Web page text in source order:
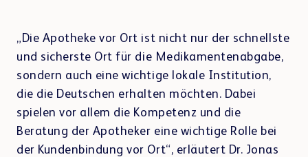
Teamwork & Kommunikation
Referenzen
„Die Apotheke vor Ort ist nicht nur der schnellste
und sicherste Ort für die Medikamentenabgabe,
sondern auch eine wichtige lokale Institution,
die die Deutschen erhalten möchten. Dabei
spielen vor allem die Kompetenz und die
Beratung der Apotheker eine wichtige Rolle bei
der Kundenbindung vor Ort“, erläutert Dr. Jonas